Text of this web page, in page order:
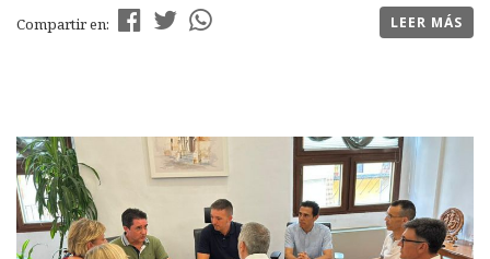
Compartir en: LEER MÁS